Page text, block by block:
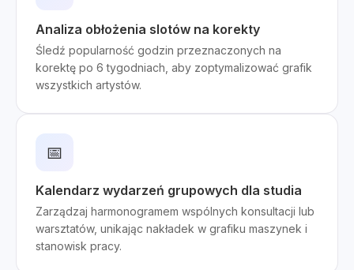
Analiza obłożenia slotów na korekty
Śledź popularność godzin przeznaczonych na
korektę po 6 tygodniach, aby zoptymalizować grafik
wszystkich artystów.
📅
Kalendarz wydarzeń grupowych dla studia
Zarządzaj harmonogramem wspólnych konsultacji lub
warsztatów, unikając nakładek w grafiku maszynek i
stanowisk pracy.